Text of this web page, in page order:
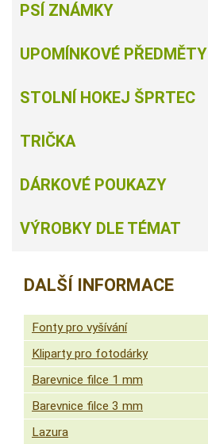
PSÍ ZNÁMKY
UPOMÍNKOVÉ PŘEDMĚTY
STOLNÍ HOKEJ ŠPRTEC
TRIČKA
DÁRKOVÉ POUKAZY
VÝROBKY DLE TÉMAT
DALŠÍ INFORMACE
Fonty pro vyšívání
Kliparty pro fotodárky
Barevnice filce 1 mm
Barevnice filce 3 mm
Lazura